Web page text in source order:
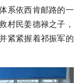
系依西肯邮路的一
村民姜德禄之子，
紧紧握着祁振军的